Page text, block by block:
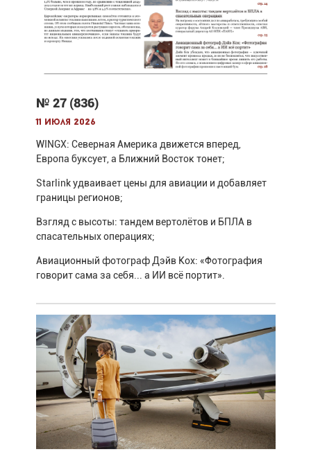
№ 27 (836)
11 июля 2026
WINGX: Северная Америка движется вперед,
Европа буксует, а Ближний Восток тонет;
Starlink удваивает цены для авиации и добавляет
границы регионов;
Взгляд с высоты: тандем вертолётов и БПЛА в
спасательных операциях;
Авиационный фотограф Дэйв Кох: «Фотография
говорит сама за себя... а ИИ всё портит».